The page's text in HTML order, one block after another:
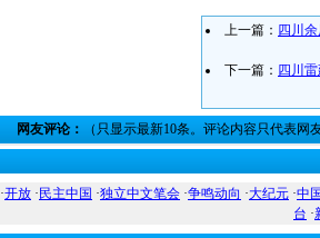
上一篇： 四川
下一篇： 四川
网友评论： （只显示最新10条。评论内容只代表网
·开放 · 民主中国 ·独立中文笔会 ·争鸣动向 ·大纪元 ·中
台 ·